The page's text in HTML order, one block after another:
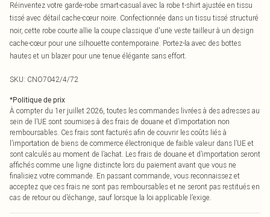
Réinventez votre garde-robe smart-casual avec la robe t-shirt ajustée en tissu
tissé avec détail cache-cœur noire. Confectionnée dans un tissu tissé structuré
noir, cette robe courte allie la coupe classique d'une veste tailleur à un design
cache-cœur pour une silhouette contemporaine. Portez-la avec des bottes
hautes et un blazer pour une tenue élégante sans effort.
SKU: CNO7042/4/72
*Politique de prix
À compter du 1er juillet 2026, toutes les commandes livrées à des adresses au
sein de l’UE sont soumises à des frais de douane et d’importation non
remboursables. Ces frais sont facturés afin de couvrir les coûts liés à
l’importation de biens de commerce électronique de faible valeur dans l’UE et
sont calculés au moment de l’achat. Les frais de douane et d’importation seront
affichés comme une ligne distincte lors du paiement avant que vous ne
finalisiez votre commande. En passant commande, vous reconnaissez et
acceptez que ces frais ne sont pas remboursables et ne seront pas restitués en
cas de retour ou d’échange, sauf lorsque la loi applicable l’exige.